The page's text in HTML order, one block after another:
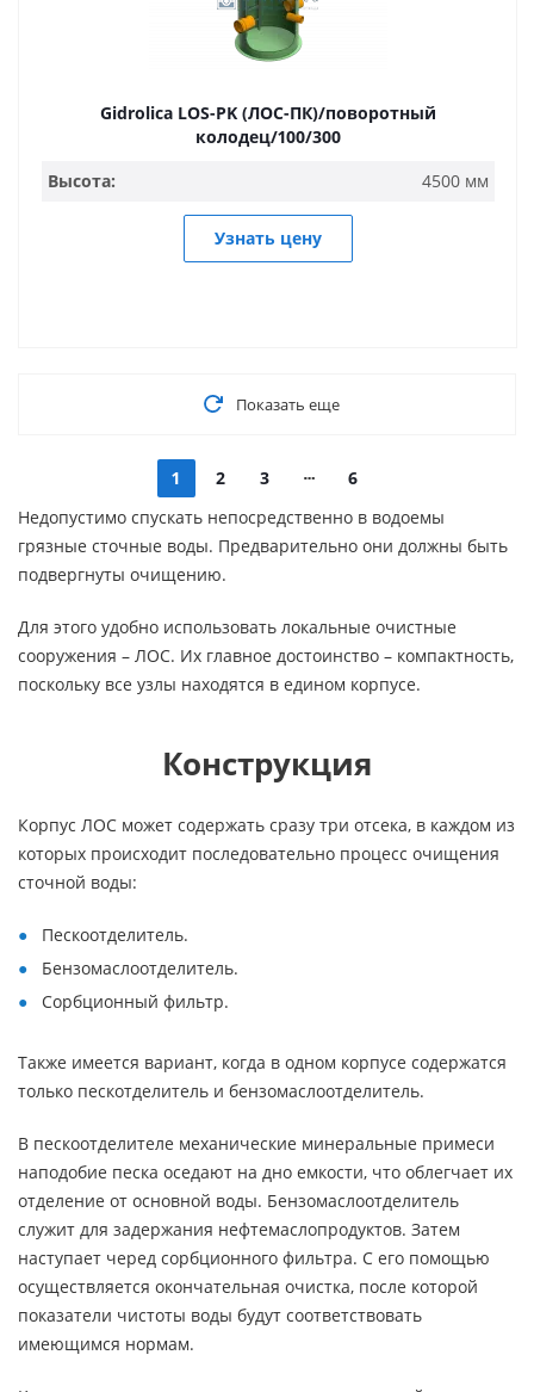
Gidrolica LOS-PK (ЛОС-ПК)/поворотный
колодец/100/300
Высота:
4500 мм
Узнать цену
Показать еще
1 2 3
6
Недопустимо спускать непосредственно в водоемы
грязные сточные воды. Предварительно они должны быть
подвергнуты очищению.
Для этого удобно использовать локальные очистные
сооружения – ЛОС. Их главное достоинство – компактность,
поскольку все узлы находятся в едином корпусе.
Конструкция
Корпус ЛОС может содержать сразу три отсека, в каждом из
которых происходит последовательно процесс очищения
сточной воды:
Пескоотделитель.
Бензомаслоотделитель.
Сорбционный фильтр.
Также имеется вариант, когда в одном корпусе содержатся
только пескотделитель и бензомаслоотделитель.
В пескоотделителе механические минеральные примеси
наподобие песка оседают на дно емкости, что облегчает их
отделение от основной воды. Бензомаслоотделитель
служит для задержания нефтемаслопродуктов. Затем
наступает черед сорбционного фильтра. С его помощью
осуществляется окончательная очистка, после которой
показатели чистоты воды будут соответствовать
имеющимся нормам.